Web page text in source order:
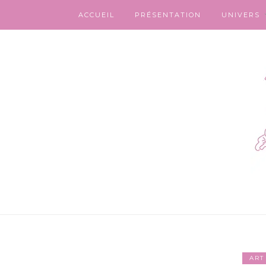
ACCUEIL PRÉSENTATION UNIVERS